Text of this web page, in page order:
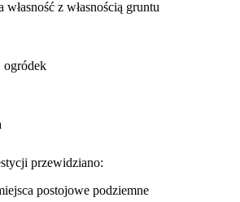
własność z własnością gruntu
ogródek
przewidziano:
postojowe podziemne